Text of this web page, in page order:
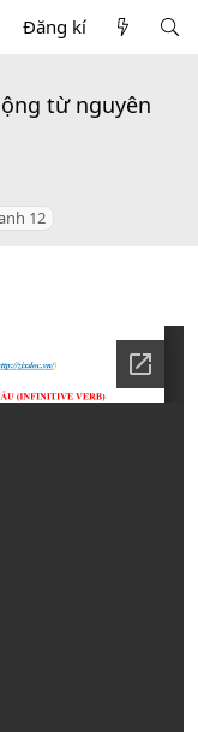
Đăng kí
từ nguyên
12